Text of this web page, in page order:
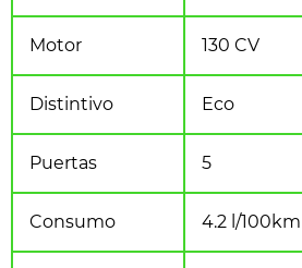
Motor 130 CV
Distintivo Eco
Puertas 5
Consumo 4.2 l/100km